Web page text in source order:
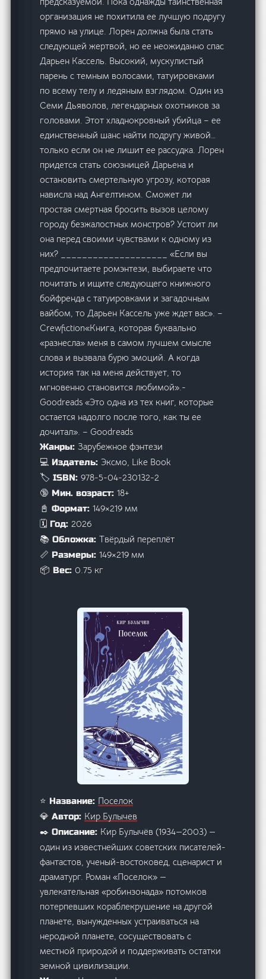
организация не похитила ее лучшую подругу
прямо на улице. Лорен должна была стать
следующей жертвой, но ее неожиданно спас
Дарьен Кассель. Высокий, мускулистый
парень с темным волосами, татуировками
по всему телу и ледяным взглядом. Один из
Семи Дьяволов, легендарных охотников за
головами. Этот хладнокровный убийца – ее
единственный шанс найти подругу живой…
только если он не лишит ее рассудка. Лорен
придется стать союзницей Дарьена и
остановить смертельную угрозу, которая
нависла над Ангелтином. Сможет ли
простая смертная бросить вызов целому
городу безжалостных монстров? Устоит ли
она перед своими чувствами к одному из
них? ____________________ «Если вы
предпочитаете ромэнтези, выбираете что
почитать и ищите следующего книжного
бойфренда с татуировками и загадочным
вайбом, то Дарьен Кассель уже ждет вас». –
Сrewfiction«Книга, которая буквально
«разнесла» меня в самом лучшем смысле
слова и вызвала бурю эмоций. А когда
история так на меня действует, то
мгновенно становится любимой».-
Goodreads «Это одна из тех книг, которые
остается надолго после того, как ты ее
дочитал». – Goodreads
Жанры:Зарубежное фэнтези
💻 Издатель: Эксмо, Like Book
🏷️ ISBN:978-5-04-230132-2
🔞 Мин. возраст:18+
📓 Формат:149×219 мм
🗓️ Год:2026
📚 Обложка:Твёрдый переплёт
📏 Размеры:149×219 мм
📦 Вес:0.75 кг
⭐ Название: Поселок
💎 Автор: Кир Булычев
✒️ Описание: Кир Булычёв (1934—2003) —
один из известнейших советских писателей-
фантастов, ученый-востоковед, сценарист и
драматург. Роман «Поселок» —
увлекательная «робинзонада» потомков
потерпевших кораблекрушение на другой
планете, вынужденных устраиваться на
неродной планете, сосуществовать с
местной природой и поддерживать остатки
земной цивилизации.